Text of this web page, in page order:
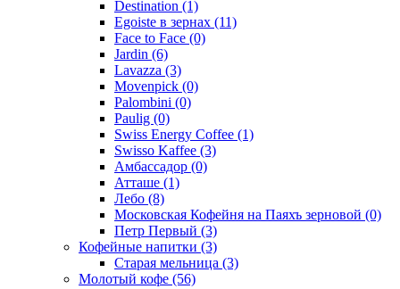
Destination (1)
Egoiste в зернах (11)
Face to Face (0)
Jardin (6)
Lavazza (3)
Movenpick (0)
Palombini (0)
Paulig (0)
Swiss Energy Coffee (1)
Swisso Kaffee (3)
Амбассадор (0)
Атташе (1)
Лебо (8)
Московская Кофейня на Паяхъ зерновой (0)
Петр Первый (3)
Кофейные напитки (3)
Старая мельница (3)
Молотый кофе (56)